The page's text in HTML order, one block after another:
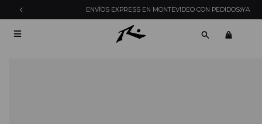
ENVÍOS EXPRESS EN MONTEVIDEO CON PEDIDOS YA
